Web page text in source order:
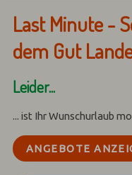
Last Minute -
dem Gut
Leider...
... ist Ihr Wunschurlaub
ANGEBOTE